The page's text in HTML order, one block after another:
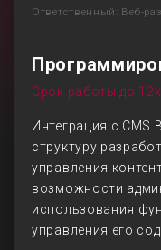
Ответственный: Веб-
Срок работы до
Интеграция с CMS
структуру
управления
возможности
использования
управления его